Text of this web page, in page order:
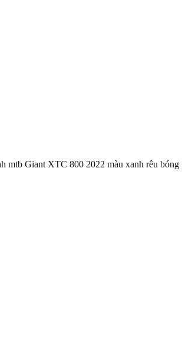
mtb Giant XTC 800 2022 màu xanh rêu bóng